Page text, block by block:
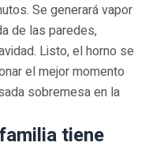
Se generará vapor
de las paredes,
Listo, el horno se
el mejor momento
sobremesa en la
tiene